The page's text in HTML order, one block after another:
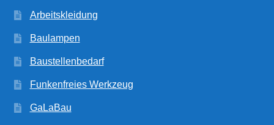
Arbeitskleidung
Baulampen
Baustellenbedarf
Funkenfreies Werkzeug
GaLaBau